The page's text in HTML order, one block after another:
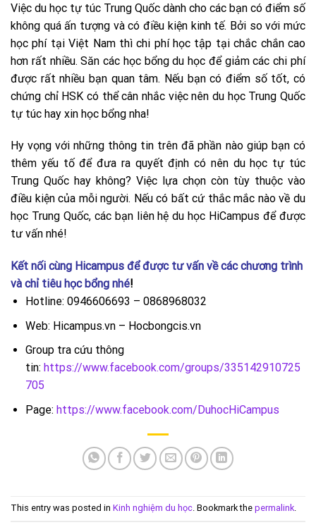
Việc du học tự túc Trung Quốc dành cho các bạn có điểm số
không quá ấn tượng và có điều kiện kinh tế. Bởi so với mức
học phí tại Việt Nam thì chi phí học tập tại chắc chắn cao
hơn rất nhiều. Săn các học bổng du học để giảm các chi phí
được rất nhiều bạn quan tâm. Nếu bạn có điểm số tốt, có
chứng chỉ HSK có thể cân nhắc việcnên du học Trung Quốc
tự túc hay xin học bổng nha!
Hy vọng với những thông tin trên đã phần nào giúp bạn có
thêm yếu tố để đưa ra quyết định có nên du học tự túc
Trung Quốc hay không? Việc lựa chọn còn tùy thuộc vào
điều kiện của mỗi người. Nếu có bất cứ thắc mắc nào về du
học Trung Quốc, các bạn liên hệ du học HiCampus để được
tư vấn nhé!
Kết nối cùng Hicampus để được tư vấn về các chương trình
và chỉ tiêu học bổng nhé!
Hotline: 0946606693 – 0868968032
Web: Hicampus.vn – Hocbongcis.vn
Group tra cứu thông
tin: https://www.facebook.com/groups/335142910725
705
Page: https://www.facebook.com/DuhocHiCampus
This entry was posted in Kinh nghiệm du học. Bookmark the permalink.